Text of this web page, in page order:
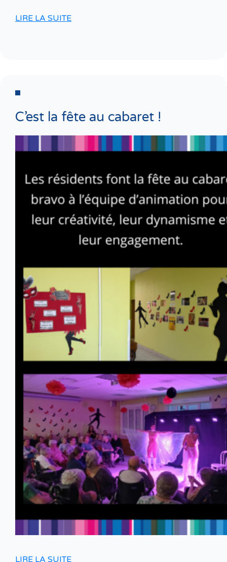
LIRE LA SUITE
C’est la fête au cabaret !
LIRE LA SUITE